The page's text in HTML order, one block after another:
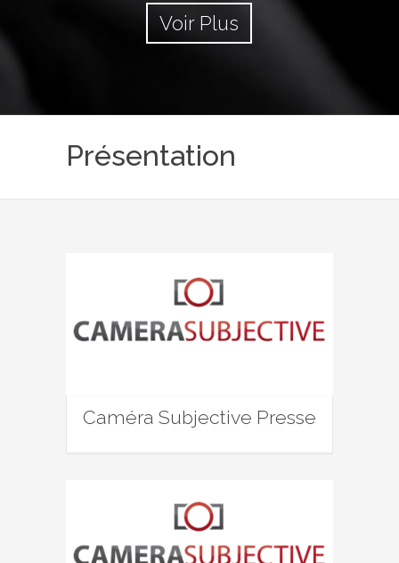
Voir Plus
Présentation
Caméra Subjective Presse